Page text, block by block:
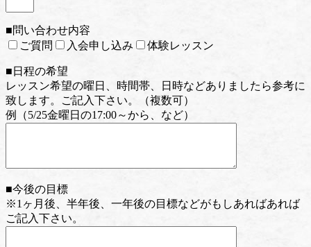
■問い合わせ内容
ご質問
入会申し込み 体験レッスン
■日程の希望
レッスン希望の曜日、時間帯、日時などありましたら参考に
致します。ご記入下さい。（複数可）
例（5/25金曜日の17:00～から、など）
■今後の目標
※1ヶ月後、半年後、一年後の目標などがもしあればあれば
ご記入下さい。